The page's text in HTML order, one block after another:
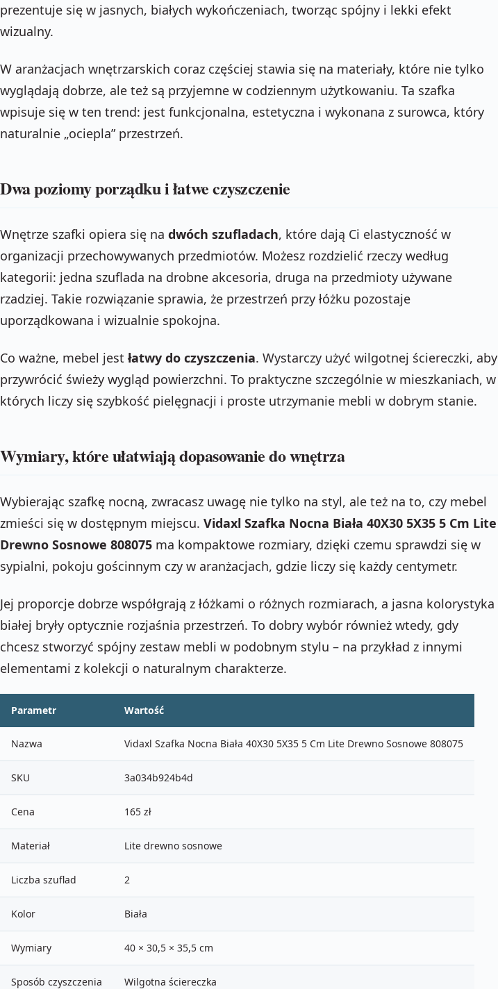
prezentuje się w jasnych, białych wykończeniach, tworząc spójny i lekki efekt
wizualny.
W aranżacjach wnętrzarskich coraz częściej stawia się na materiały, które nie tylko
wyglądają dobrze, ale też są przyjemne w codziennym użytkowaniu. Ta szafka
wpisuje się w ten trend: jest funkcjonalna, estetyczna i wykonana z surowca, który
naturalnie „ociepla” przestrzeń.
Dwa poziomy porządku i łatwe czyszczenie
Wnętrze szafki opiera się na dwóch szufladach, które dają Ci elastyczność w
organizacji przechowywanych przedmiotów. Możesz rozdzielić rzeczy według
kategorii: jedna szuflada na drobne akcesoria, druga na przedmioty używane
rzadziej. Takie rozwiązanie sprawia, że przestrzeń przy łóżku pozostaje
uporządkowana i wizualnie spokojna.
Co ważne, mebel jest łatwy do czyszczenia. Wystarczy użyć wilgotnej ściereczki, aby
przywrócić świeży wygląd powierzchni. To praktyczne szczególnie w mieszkaniach, w
których liczy się szybkość pielęgnacji i proste utrzymanie mebli w dobrym stanie.
Wymiary, które ułatwiają dopasowanie do wnętrza
Wybierając szafkę nocną, zwracasz uwagę nie tylko na styl, ale też na to, czy mebel
zmieści się w dostępnym miejscu. Vidaxl Szafka Nocna Biała 40X30 5X35 5 Cm Lite
Drewno Sosnowe 808075 ma kompaktowe rozmiary, dzięki czemu sprawdzi się w
sypialni, pokoju gościnnym czy w aranżacjach, gdzie liczy się każdy centymetr.
Jej proporcje dobrze współgrają z łóżkami o różnych rozmiarach, a jasna kolorystyka
białej bryły optycznie rozjaśnia przestrzeń. To dobry wybór również wtedy, gdy
chcesz stworzyć spójny zestaw mebli w podobnym stylu – na przykład z innymi
elementami z kolekcji o naturalnym charakterze.
Parametr Wartość
Nazwa Vidaxl Szafka Nocna Biała 40X30 5X35 5 Cm Lite Drewno Sosnowe 808075
SKU 3a034b924b4d
Cena 165 zł
Materiał Lite drewno sosnowe
Liczba szuflad 2
Kolor Biała
Wymiary 40 × 30,5 × 35,5 cm
Sposób czyszczenia Wilgotna ściereczka